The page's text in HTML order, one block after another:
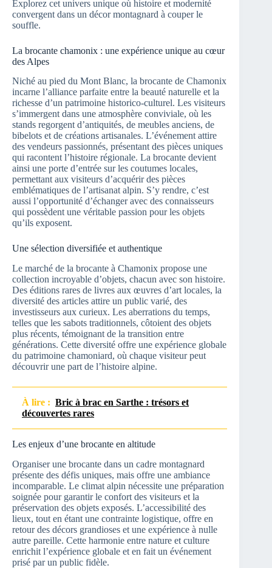
Explorez cet univers unique où histoire et modernité
convergent dans un décor montagnard à couper le
souffle.
La brocante chamonix : une expérience unique au cœur
des Alpes
Niché au pied du Mont Blanc, la brocante de Chamonix
incarne l’alliance parfaite entre la beauté naturelle et la
richesse d’un patrimoine historico-culturel. Les visiteurs
s’immergent dans une atmosphère conviviale, où les
stands regorgent d’antiquités, de meubles anciens, de
bibelots et de créations artisanales. L’événement attire
des vendeurs passionnés, présentant des pièces uniques
qui racontent l’histoire régionale. La brocante devient
ainsi une porte d’entrée sur les coutumes locales,
permettant aux visiteurs d’acquérir des pièces
emblématiques de l’artisanat alpin. S’y rendre, c’est
aussi l’opportunité d’échanger avec des connaisseurs
qui possèdent une véritable passion pour les objets
qu’ils exposent.
Une sélection diversifiée et authentique
Le marché de la brocante à Chamonix propose une
collection incroyable d’objets, chacun avec son histoire.
Des éditions rares de livres aux œuvres d’art locales, la
diversité des articles attire un public varié, des
investisseurs aux curieux. Les aberrations du temps,
telles que les sabots traditionnels, côtoient des objets
plus récents, témoignant de la transition entre
générations. Cette diversité offre une expérience globale
du patrimoine chamoniard, où chaque visiteur peut
découvrir une part de l’histoire alpine.
À lire : Bric à brac en Sarthe : trésors et
découvertes rares
Les enjeux d’une brocante en altitude
Organiser une brocante dans un cadre montagnard
présente des défis uniques, mais offre une ambiance
incomparable. Le climat alpin nécessite une préparation
soignée pour garantir le confort des visiteurs et la
préservation des objets exposés. L’accessibilité des
lieux, tout en étant une contrainte logistique, offre en
retour des décors grandioses et une expérience à nulle
autre pareille. Cette harmonie entre nature et culture
enrichit l’expérience globale et en fait un événement
prisé par un public fidèle.